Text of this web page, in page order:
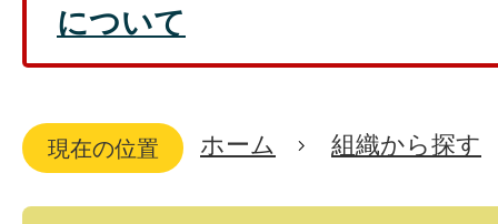
について
現在の位置 ホーム 組織から探す